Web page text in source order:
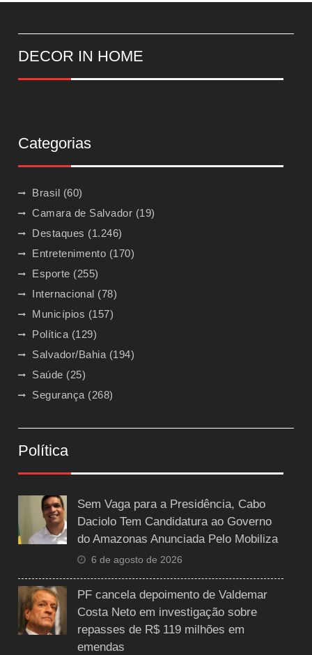
DECOR IN HOME
Categorias
Brasil (60)
Camara de Salvador (19)
Destaques (1.246)
Entretenimento (170)
Esporte (255)
Internacional (78)
Municípios (157)
Política (129)
Salvador/Bahia (194)
Saúde (25)
Segurança (268)
Política
Sem Vaga para a Presidência, Cabo
Daciolo Tem Candidatura ao Governo
do Amazonas Anunciada Pelo Mobiliza
6 de agosto de 2026
PF cancela depoimento de Valdemar
Costa Neto em investigação sobre
repasses de R$ 119 milhões em
emendas